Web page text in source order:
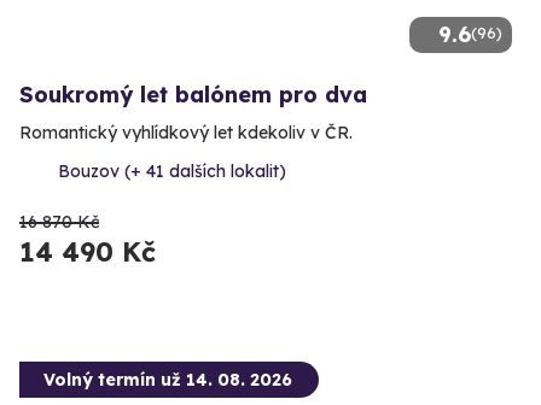
9.6(96)
Soukromý let balónem pro dva
Romantický vyhlídkový let kdekoliv v ČR.
Bouzov (+ 41 dalších lokalit)
16 870 Kč
14 490 Kč
Volný termín už 14. 08. 2026